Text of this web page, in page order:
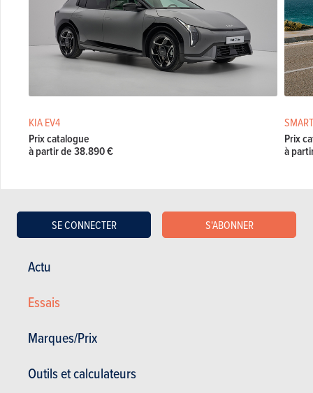
Actu
Essais
Marques/Prix
Outils et calculateurs
SE CONNECTER S'ABONNER
KIA EV4
Prix catalogue
à partir de 38.890 €
Prix
à
VOLVO EX30
Volvo EX30 en stock
Actualités Volvo EX30
Essais Volvo EX30
Spécifications Volvo EX30